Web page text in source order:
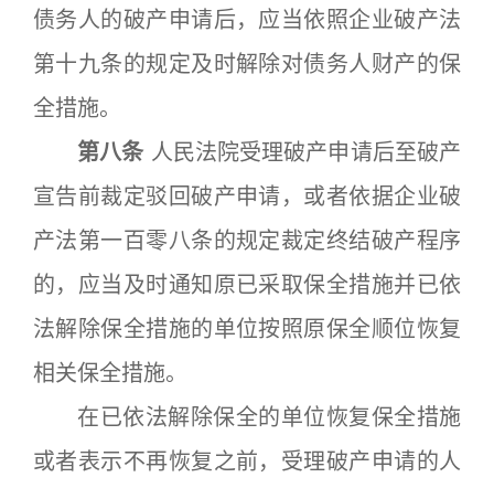
债务人的破产申请后，应当依照企业破产法
第十九条的规定及时解除对债务人财产的保
全措施。
第八条 人民法院受理破产申请后至破产
宣告前裁定驳回破产申请，或者依据企业破
产法第一百零八条的规定裁定终结破产程序
的，应当及时通知原已采取保全措施并已依
法解除保全措施的单位按照原保全顺位恢复
相关保全措施。
在已依法解除保全的单位恢复保全措施
或者表示不再恢复之前，受理破产申请的人